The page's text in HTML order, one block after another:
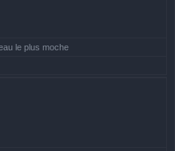
le plus moche